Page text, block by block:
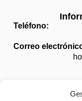
Teléfono:
Correo